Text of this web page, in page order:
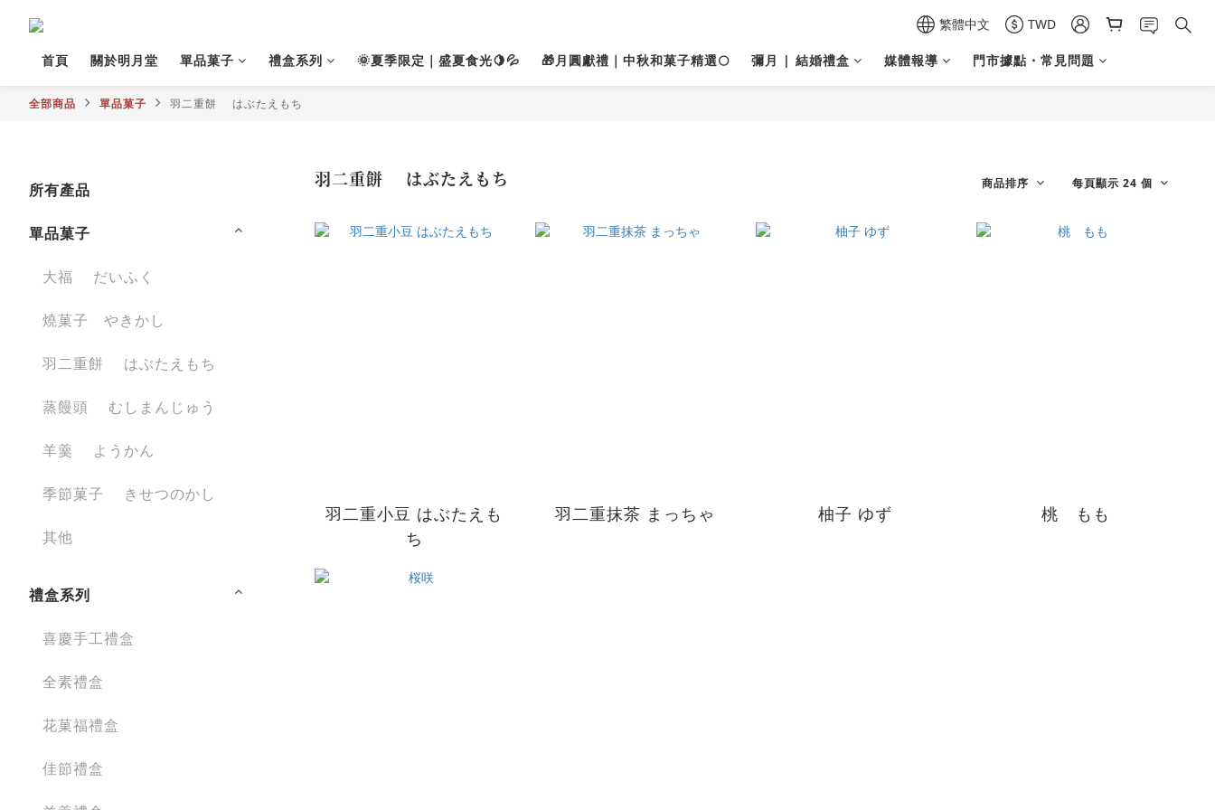
繁體中文 TWD
首頁 關於明月堂 單品菓子 禮盒系列 🌞夏季限定｜盛夏食光🍋💦 🎁月圓獻禮｜中秋和菓子精選🌕 彌月 | 結婚禮盒 媒體報導 門市據點・常見問題
全部商品 單品菓子 羽二重餅 はぶたえもち
所有產品
單品菓子
大福 だいふく
燒菓子 やきかし
羽二重餅 はぶたえもち
蒸饅頭 むしまんじゅう
羊羹 ようかん
季節菓子 きせつのかし
其他
禮盒系列
喜慶手工禮盒
全素禮盒
花菓福禮盒
佳節禮盒
羽二重餅 はぶたえもち 商品排序 每頁顯示 24 個
羽二重小豆 はぶたえも
ち
羽二重抹茶 まっちゃ 柚子 ゆず 桃 もも